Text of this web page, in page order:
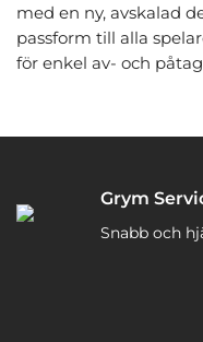
med en ny, avskalad
passform till alla
för enkel av- och
Grym
Snabb och